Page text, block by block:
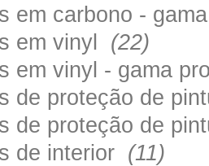
em carbono -
em vinyl (22)
em vinyl - gama
de proteção de
de proteção de
de interior (11)